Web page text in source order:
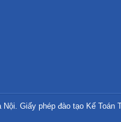
Giấy phép đào tạo Kế